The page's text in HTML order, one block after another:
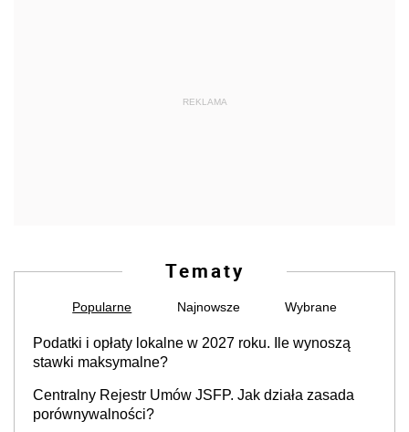
REKLAMA
Tematy
Popularne Najnowsze Wybrane
Podatki i opłaty lokalne w 2027 roku. Ile wynoszą
stawki maksymalne?
Centralny Rejestr Umów JSFP. Jak działa zasada
porównywalności?